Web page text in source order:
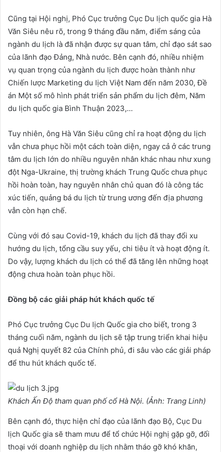
Cũng tại Hội nghị, Phó Cục trưởng Cục Du lịch quốc gia Hà
Văn Siêu nêu rõ, trong 9 tháng đầu năm, điểm sáng của
ngành du lịch là đã nhận được sự quan tâm, chỉ đạo sát sao
của lãnh đạo Đảng, Nhà nước. Bên cạnh đó, nhiều nhiệm
vụ quan trọng của ngành du lịch được hoàn thành như
Chiến lược Marketing du lịch Việt Nam đến năm 2030, Đề
án Một số mô hình phát triển sản phẩm du lịch đêm, Năm
du lịch quốc gia Bình Thuận 2023,…
Tuy nhiên, ông Hà Văn Siêu cũng chỉ ra hoạt động du lịch
vẫn chưa phục hồi một cách toàn diện, ngay cả ở các trung
tâm du lịch lớn do nhiều nguyên nhân khác nhau như xung
đột Nga-Ukraine, thị trường khách Trung Quốc chưa phục
hồi hoàn toàn, hay nguyên nhân chủ quan đó là công tác
xúc tiến, quảng bá du lịch từ trung ương đến địa phương
vẫn còn hạn chế.
Cùng với đó sau Covid-19, khách du lịch đã thay đổi xu
hướng du lịch, tổng cầu suy yếu, chi tiêu ít và hoạt động ít.
Do vậy, lượng khách du lịch có thể đã tăng lên những hoạt
động chưa hoàn toàn phục hồi.
Đồng bộ các giải pháp hút khách quốc tế
Phó Cục trưởng Cục Du lịch Quốc gia cho biết, trong 3
tháng cuối năm, ngành du lịch sẽ tập trung triển khai hiệu
quả Nghị quyết 82 của Chính phủ, đi sâu vào các giải pháp
để thu hút khách quốc tế.
Khách Ấn Độ tham quan phố cổ Hà Nội. (Ảnh: Trang Linh)
Bên cạnh đó, thực hiện chỉ đạo của lãnh đạo Bộ, Cục Du
lịch Quốc gia sẽ tham mưu để tổ chức Hội nghị gặp gỡ, đối
thoại với doanh nghiệp du lịch nhằm tháo gỡ khó khăn,